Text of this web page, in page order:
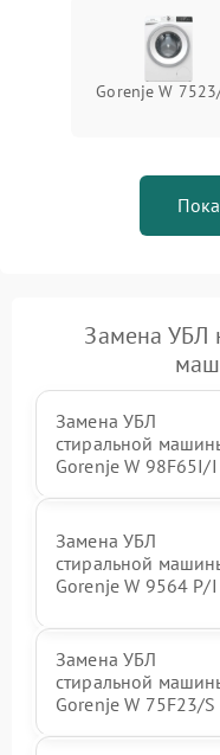
Gorenje W
Замена УБЛ
Замена УБЛ
стиральной
Gorenje W 98F65I/I
Замена УБЛ
стиральной
Gorenje W 9564 P/I
Замена УБЛ
стиральной
Gorenje W 75F23/S